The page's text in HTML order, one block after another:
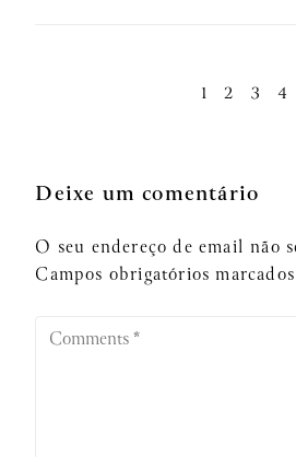
1 2 3 4
Deixe um comentário
O seu endereço de email não
Campos obrigatórios